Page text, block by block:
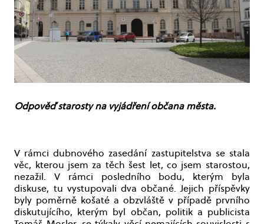
Odpověď starosty na vyjádření občana města.
V rámci dubnového zasedání zastupitelstva se stala
věc, kterou jsem za těch šest let, co jsem starostou,
nezažil. V rámci posledního bodu, kterým byla
diskuse, tu vystupovali dva občané. Jejich příspěvky
byly poměrně košaté a obzvláště v případě prvního
diskutujícího, kterým byl občan, politik a publicista